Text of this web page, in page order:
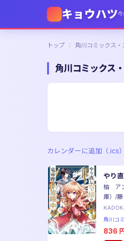
キョウハツ今
トップ / 角川コミックス・
角川コミックス
カレンダーに追加（.ics）
やり
柚 ア
庫）/
角川コ
836